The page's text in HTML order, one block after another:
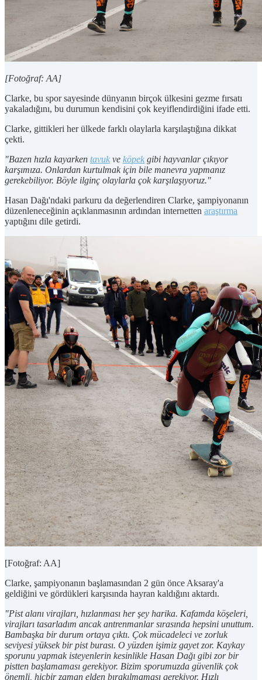
[Fotoğraf: AA]
Clarke, bu spor sayesinde dünyanın birçok ülkesini gezme fırsatı
yakaladığını, bu durumun kendisini çok keyiflendirdiğini ifade etti.
Clarke, gittikleri her ülkede farklı olaylarla karşılaştığına dikkat
çekti.
"Bazen hızla kayarken tavuk ve köpek gibi hayvanlar çıkıyor
karşımıza. Onlardan kurtulmak için bile manevra yapmanız
gerekebiliyor. Böyle ilginç olaylarla çok karşılaşıyoruz."
Hasan Dağı'ndaki parkuru da değerlendiren Clarke, şampiyonanın
düzenleneceğinin açıklanmasının ardından internetten araştırma
yaptığını dile getirdi.
[Fotoğraf: AA]
Clarke, şampiyonanın başlamasından 2 gün önce Aksaray'a
geldiğini ve gördükleri karşısında hayran kaldığını aktardı.
"Pist alanı virajları, hızlanması her şey harika. Kafamda köşeleri,
virajları tasarladım ancak antrenmanlar sırasında hepsini unuttum.
Bambaşka bir durum ortaya çıktı. Çok mücadeleci ve zorluk
seviyesi yüksek bir pist burası. O yüzden işimiz gayet zor. Kaykay
sporunu yapmak isteyenlerin kesinlikle Hasan Dağı gibi zor bir
pistten başlamaması gerekiyor. Bizim sporumuzda güvenlik çok
önemli, hiçbir zaman elden bırakılmaması gerekiyor. Hızlı